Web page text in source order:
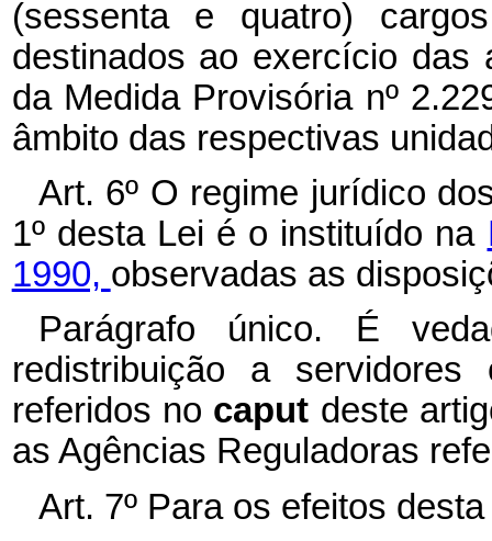
(sessenta e quatro)
destinados ao exercício das
da Medida Provisória nº
âmbito das respectivas
Art. 6º O regime jurídico
1º desta Lei é o instituído na
1990, observadas as
Parágrafo único. É
redistribuição a
referidos no caput deste
as Agências Reguladoras
Art. 7º Para os efeitos